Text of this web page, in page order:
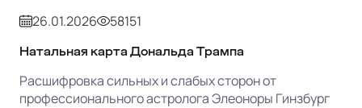
26.01.2026 58151
Натальная карта Дональда Трампа
Расшифровка сильных и слабых сторон от
профессионального астролога Элеоноры Гинзбург